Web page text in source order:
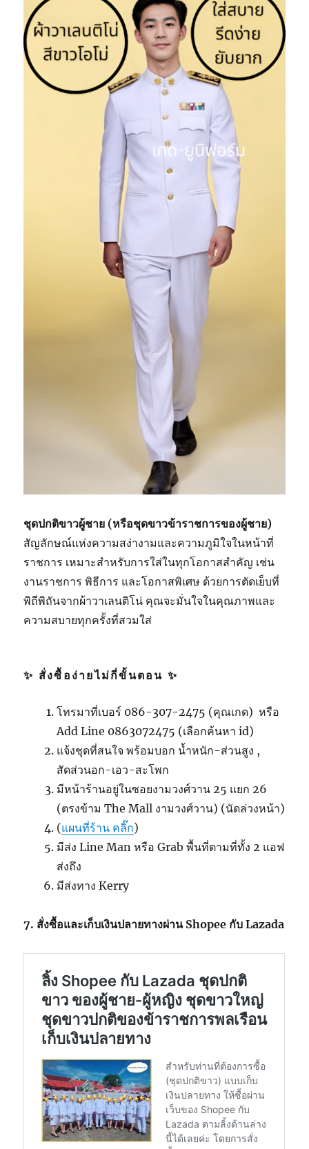
ชุดปกติขาวผู้ชาย (หรือชุดขาวข้าราชการของผู้ชาย)
สัญลักษณ์แห่งความสง่างามและความภูมิใจในหน้าที่
ราชการ เหมาะสำหรับการใส่ในทุกโอกาสสำคัญ เช่น
งานราชการ พิธีการ และโอกาสพิเศษ ด้วยการตัดเย็บที่
พิถีพิถันจากผ้าวาเลนติโน่ คุณจะมั่นใจในคุณภาพและ
ความสบายทุกครั้งที่สวมใส่
✨ สั่งซื้อง่ายไม่กี่ขั้นตอน ✨
โทรมาที่เบอร์ 086-307-2475 (คุณเกด) หรือ
Add Line 0863072475 (เลือกค้นหา id)
แจ้งชุดที่สนใจ พร้อมบอก น้ำหนัก-ส่วนสูง ,
สัดส่วนอก-เอว-สะโพก
มีหน้าร้านอยู่ในซอยงามวงศ์วาน 25 แยก 26
(ตรงข้าม The Mall งามวงศ์วาน) (นัดล่วงหน้า)
(แผนที่ร้าน คลิ๊ก)
มีส่ง Line Man หรือ Grab พื้นที่ตามที่ทั้ง 2 แอฟ
ส่งถึง
มีส่งทาง Kerry
7. สั่งซื้อและเก็บเงินปลายทางผ่าน Shopee กับ Lazada